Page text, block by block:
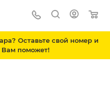
Оставьте свой номер и
поможет!